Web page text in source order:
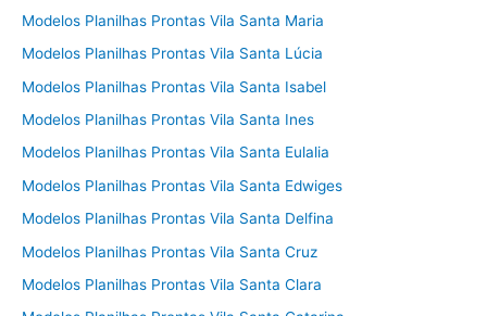
Modelos Planilhas Prontas Vila Santa Maria
Modelos Planilhas Prontas Vila Santa Lúcia
Modelos Planilhas Prontas Vila Santa Isabel
Modelos Planilhas Prontas Vila Santa Ines
Modelos Planilhas Prontas Vila Santa Eulalia
Modelos Planilhas Prontas Vila Santa Edwiges
Modelos Planilhas Prontas Vila Santa Delfina
Modelos Planilhas Prontas Vila Santa Cruz
Modelos Planilhas Prontas Vila Santa Clara